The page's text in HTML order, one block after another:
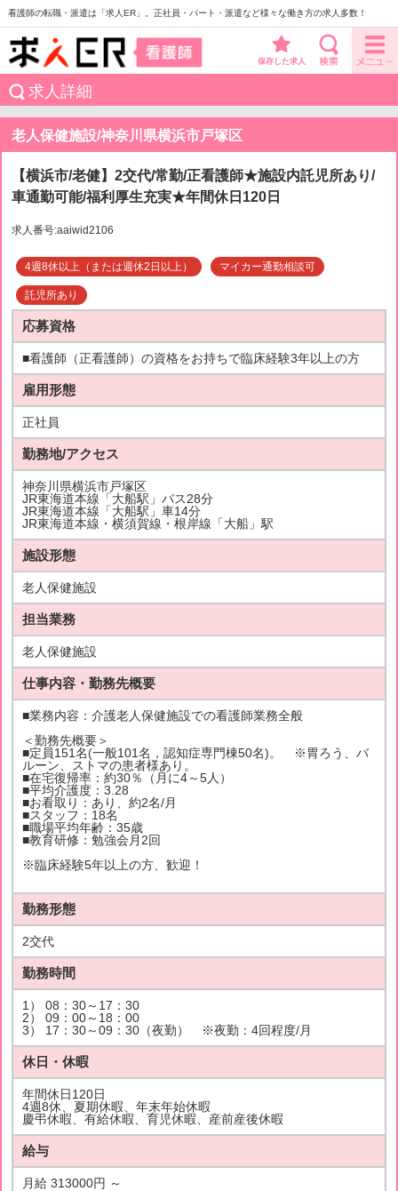
看護師の転職・派遣は「求人ER」。正社員・パート・派遣など様々な働き方の求人多数！
保存した求人
求人詳細
老人保健施設/神奈川県横浜市戸塚区
【横浜市/老健】2交代/常勤/正看護師★施設内託児所あり/
車通勤可能/福利厚生充実★年間休日120日
求人番号:aaiwid2106
4週8休以上（または週休2日以上） マイカー通勤相談可
託児所あり
応募資格
■看護師（正看護師）の資格をお持ちで臨床経験3年以上の方
雇用形態
正社員
勤務地/アクセス
神奈川県横浜市戸塚区
JR東海道本線「大船駅」バス28分
JR東海道本線「大船駅」車14分
JR東海道本線・横須賀線・根岸線「大船」駅
施設形態
老人保健施設
担当業務
老人保健施設
仕事内容・勤務先概要
■業務内容：介護老人保健施設での看護師業務全般
＜勤務先概要＞
■定員151名(一般101名，認知症専門棟50名)。 ※胃ろう、バ
ルーン、ストマの患者様あり。
■在宅復帰率：約30％（月に4～5人）
■平均介護度：3.28
■お看取り：あり、約2名/月
■スタッフ：18名
■職場平均年齢：35歳
■教育研修：勉強会月2回
※臨床経験5年以上の方、歓迎！
勤務形態
2交代
勤務時間
1） 08：30～17：30
2） 09：00～18：00
3） 17：30～09：30（夜勤） ※夜勤：4回程度/月
休日・休暇
年間休日120日
4週8休、夏期休暇、年末年始休暇
慶弔休暇、有給休暇、育児休暇、産前産後休暇
給与
月給 313000円 ～